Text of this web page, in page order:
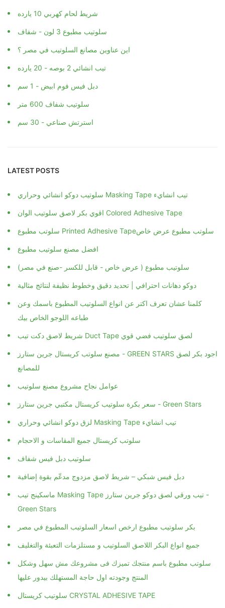
شريط لحام كهربي 10 يارده
سلوتيب مطبوع 3 لون - شفاف
اين عناوين مصانع السلوتيب في مصر ؟
تيب انشائي 2 بوصه - 20 يارده
دبل فيس فوم ابيض - 1 سم
سلوتيب شفاف 600 متر
استرتش صناعي - 30 سم
LATEST POSTS
سلوتيب دوكو انشائي وحراري Masking Tape تيب انشايء
اقوي بكر لاصق سلوتيب الوان Colored Adhesive Tape
سلوتب مطبوع Printed Adhesive Tapeسلوتب مطبوع عرض خاص
افضل مصنع سلوتيب مطبوع
سلوتيب مطبوع ( عرض خاص - قابل للكسر -صنع في مصر)
دوكو دهانات احترافي | تحديد دقيق وخطوط نظيفة لنتائج مثالية
كلمنا عشان تعرف اكتر عن انواع السلوتيب المطبوع باسمك وعن
طباعه اللوجو الخاص بيك
شريط لاصق دكت تيب Duct Tape لصق سلوتيب فضي قوي
مصنع سلوتب كريستال جرين ستارز - GREEN STARS اجود بكر لصق
للمصانع
عوامل نجاح مشروع مصنع سلوتيب
سعر بكرة سلوتيب كريستال مكتبي جرين ستارز - Green Stars
لزق دوكو انشائي وحراري Masking Tape تيب انشايء
سلوتب كريستال جميع المقاسات و الاحجام
سلوتيب دبل فيس شفاف
دبل فيس شبكي – شريط لاصق مزدوج مدعّم بقوة إضافية
ماسكينج تيب Masking Tape تيب ورقي لصق دوكو جرين ستارز -
Green Stars
بكر سلوتيب مطبوع ارخص اسعار السلوتيب المطبوع في مصر
جميع انواع البكر اللاصق السلوتيب و مستلزمات التعبئة والتغليف
سلوتب مطبوع باسم منتجك تميزك فى مشروعك مش سهل وشكل
المنتج وجودته اول حاجة المستهلك بيدور عليها
سلوتيب كريستال CRYSTAL ADHESIVE TAPE